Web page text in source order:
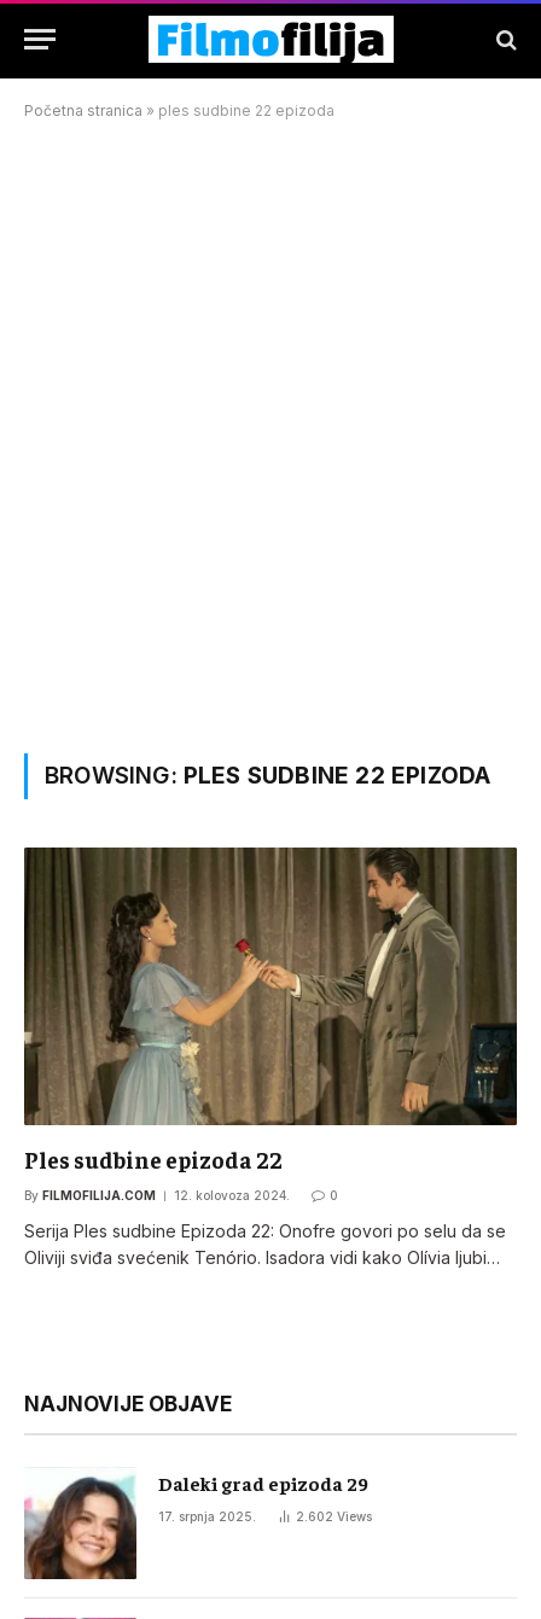
Početna stranica » ples sudbine 22 epizoda
BROWSING: PLES SUDBINE 22 EPIZODA
Ples sudbine epizoda 22
By FILMOFILIJA.COM 12. kolovoza 2024. 0
Serija Ples sudbine Epizoda 22: Onofre govori po selu da se
Oliviji sviđa svećenik Tenório. Isadora vidi kako Olívia ljubi…
NAJNOVIJE OBJAVE
Daleki grad epizoda 29
17. srpnja 2025. 2.602 Views